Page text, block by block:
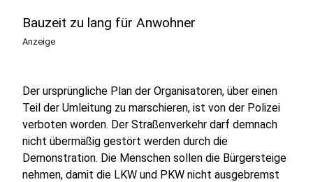
Bauzeit zu lang für Anwohner
Anzeige
Der ursprüngliche Plan der Organisatoren, über einen
Teil der Umleitung zu marschieren, ist von der Polizei
verboten worden. Der Straßenverkehr darf demnach
nicht übermäßig gestört werden durch die
Demonstration. Die Menschen sollen die Bürgersteige
nehmen, damit die LKW und PKW nicht ausgebremst